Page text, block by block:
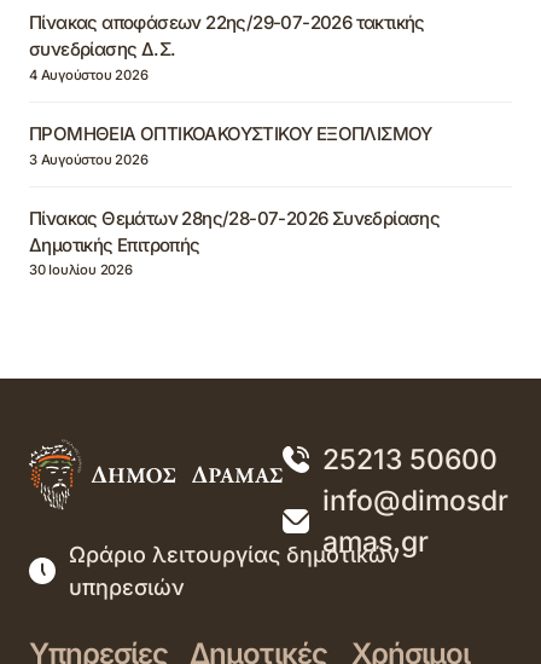
Πίνακας αποφάσεων 22ης/29-07-2026 τακτικής
συνεδρίασης Δ.Σ.
4 Αυγούστου 2026
ΠΡΟΜΗΘΕΙΑ ΟΠΤΙΚΟΑΚΟΥΣΤΙΚΟΥ ΕΞΟΠΛΙΣΜΟΥ
3 Αυγούστου 2026
Πίνακας Θεμάτων 28ης/28-07-2026 Συνεδρίασης
Δημοτικής Επιτροπής
30 Ιουλίου 2026
25213 50600
info@dimosdr
amas.gr
Ωράριο λειτουργίας δημοτικών
υπηρεσιών
Υπηρεσίες
Δημοτικές
Χρήσιμοι